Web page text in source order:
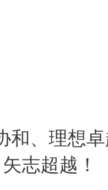
和、理想
志超越！